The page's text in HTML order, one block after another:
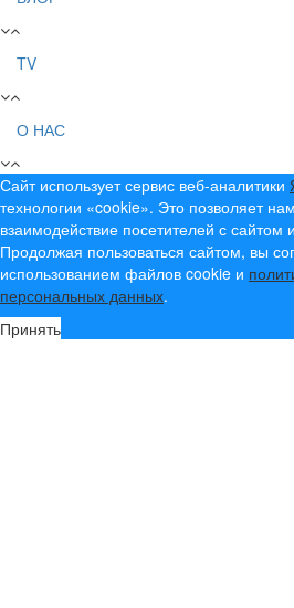
TV
О НАС
Сайт использует сервис веб-аналитики
технологии «cookie». Это позволяет
взаимодействие посетителей с сайтом
Продолжая пользоваться сайтом, вы
использованием файлов cookie и
персональных данных.
Принять